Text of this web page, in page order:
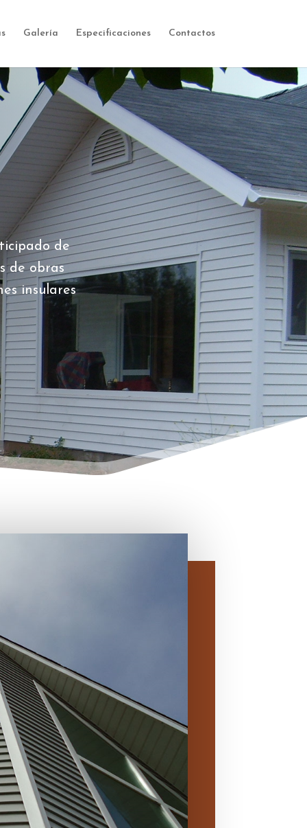
Galería Especificaciones Contactos
de
de obras
insulares